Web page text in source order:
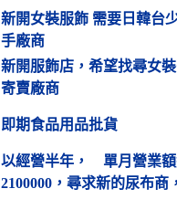
新開女裝服飾 需要日韓台
手廠商
新開服飾店，希望找尋女
寄賣廠商
即期食品用品批貨
以經營半年， 單月營業
2100000，尋求新的尿布商